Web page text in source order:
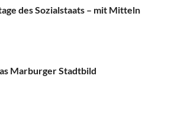
des Sozialstaats – mit Mitteln
Marburger Stadtbild